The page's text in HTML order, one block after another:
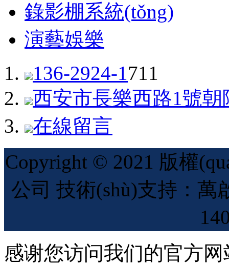
錄影棚系統(tǒng)
演藝娛樂
136-2924-1711
西安市長樂西路1號朝
在線留言
Copyright © 2021 版權
公司 技術(shù)支持：
感谢您访问我们的官方